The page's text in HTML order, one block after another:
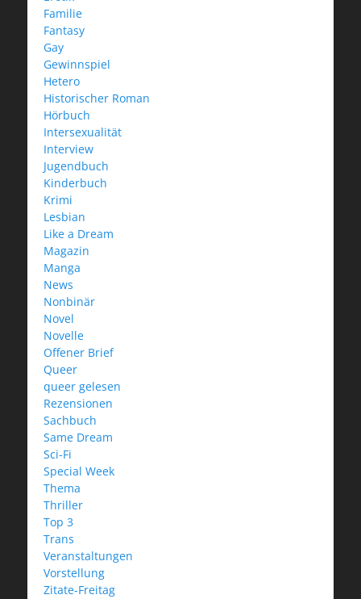
Familie
Fantasy
Gay
Gewinnspiel
Hetero
Historischer Roman
Hörbuch
Intersexualität
Interview
Jugendbuch
Kinderbuch
Krimi
Lesbian
Like a Dream
Magazin
Manga
News
Nonbinär
Novel
Novelle
Offener Brief
Queer
queer gelesen
Rezensionen
Sachbuch
Same Dream
Sci-Fi
Special Week
Thema
Thriller
Top 3
Trans
Veranstaltungen
Vorstellung
Zitate-Freitag